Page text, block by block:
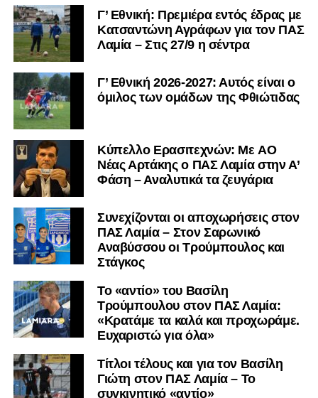
εκφράζοντας την κρυφή του επιθυμία κάποια στιγμή να
επιστρέψει στον σύλλογο.
Ποιος ξέρει. Ίσως αυτό το ταξίδι να αποτελέσει το
εφαλτήριο!
Καλώς να ορίσεις ξανά στη Λαμία, Αγκουστίν!
Οι παλιές αγάπες δεν ξεχνιούνται ποτέ….
Ακολουθήστε το lamiara.gr στο Google News
για να
μαθαίνετε πρώτοι τα κυανόλευκα νέα στην Ελλάδα και τον
υπόλοιπο κόσμο. Ακολουθήστε το lamiara.gr στο
Facebook, στο Twitterκαι στοInstagram για να
μαθαίνετε σε χρόνο dt όλα τα νέα.
Γ’ Εθνική: Πρεμιέρα εντός έδρας με
Κατσαντώνη Αγράφων για τον ΠΑΣ
Λαμία – Στις 27/9 η σέντρα
Γ’ Εθνική 2026-2027: Αυτός είναι ο
όμιλος των ομάδων της Φθιώτιδας
Kύπελλο Ερασιτεχνών: Με AO
Nέας Αρτάκης ο ΠΑΣ Λαμία στην Α’
Φάση – Αναλυτικά τα ζευγάρια
Συνεχίζονται οι αποχωρήσεις στον
ΠΑΣ Λαμία – Στον Σαρωνικό
Αναβύσσου οι Τρούμπουλος και
Στάγκος
Το «αντίο» του Βασίλη
Τρούμπουλου στον ΠΑΣ Λαμία:
«Κρατάμε τα καλά και προχωράμε.
Ευχαριστώ για όλα»
Τίτλοι τέλους και για τον Βασίλη
Γιώτη στον ΠΑΣ Λαμία – Το
συγκινητικό «αντίο»